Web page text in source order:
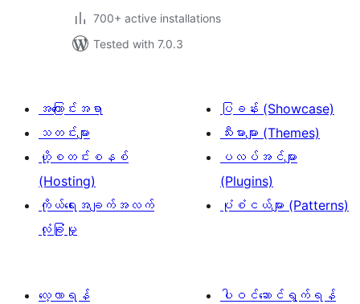
700+ active installations
Tested with 7.0.3
အကြောင်းအရာ
သတင်းများ
ဟို့စတင်းစနစ်
(Hosting)
ကိုယ်ရေးအချက်အလက်
လုံခြုံမှု
ပြခန်း (Showcase)
သီးမားများ (Themes)
ပလပ်အင်များ
(Plugins)
ပုံစံငယ်များ (Patterns)
လေ့လာရန်
ပါဝင်ဆောင်ရွက်ရန်